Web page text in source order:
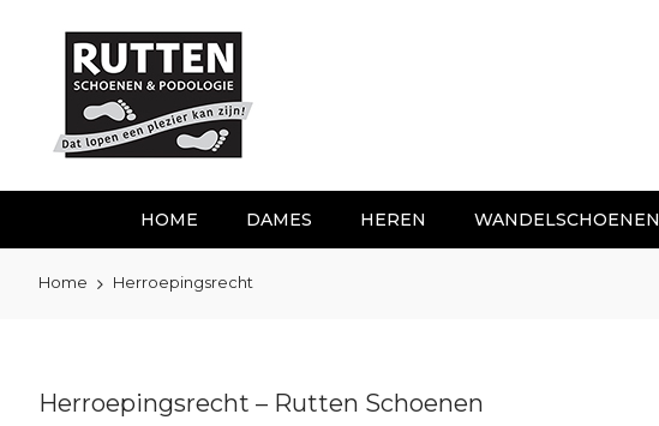
inhoud
HOME DAMES HEREN WANDELSCHOENEN
Home Herroepingsrecht
Herroepingsrecht – Rutten Schoenen